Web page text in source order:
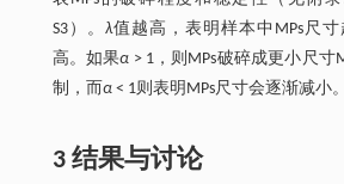
S3）。 λ值越高，表明样本中MPs尺
高。如果α > 1，则MPs破碎成更小尺寸
制，而α< 1则表明MPs尺寸会逐渐减小。
3 结果与讨论